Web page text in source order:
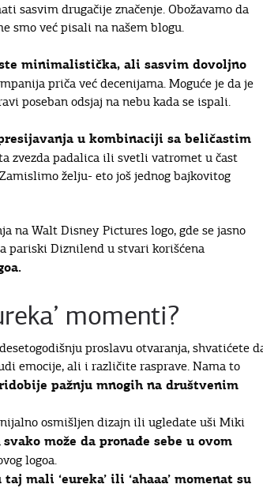
sasvim drugačije značenje. Obožavamo da
smo već pisali na našem blogu.
minimalistička, ali sasvim dovoljno
priča već decenijama. Moguće je da je
poseban odsjaj na nebu kada se ispali.
u kombinaciji sa beličastim
zvezda padalica ili svetli vatromet u čast
želju- eto još jednog bajkovitog
na Walt Disney Pictures logo, gde se jasno
pariski Diznilend u stvari korišćena
momenti?
proslavu otvaranja, shvatićete
emocije, ali i različite rasprave. Nama to
pažnju mnogih na društvenim
osmišljen dizajn ili ugledate uši Miki
svako može da pronađe sebe u ovom
logoa.
mali ‘eureka’ ili ‘ahaaa’ momenat su